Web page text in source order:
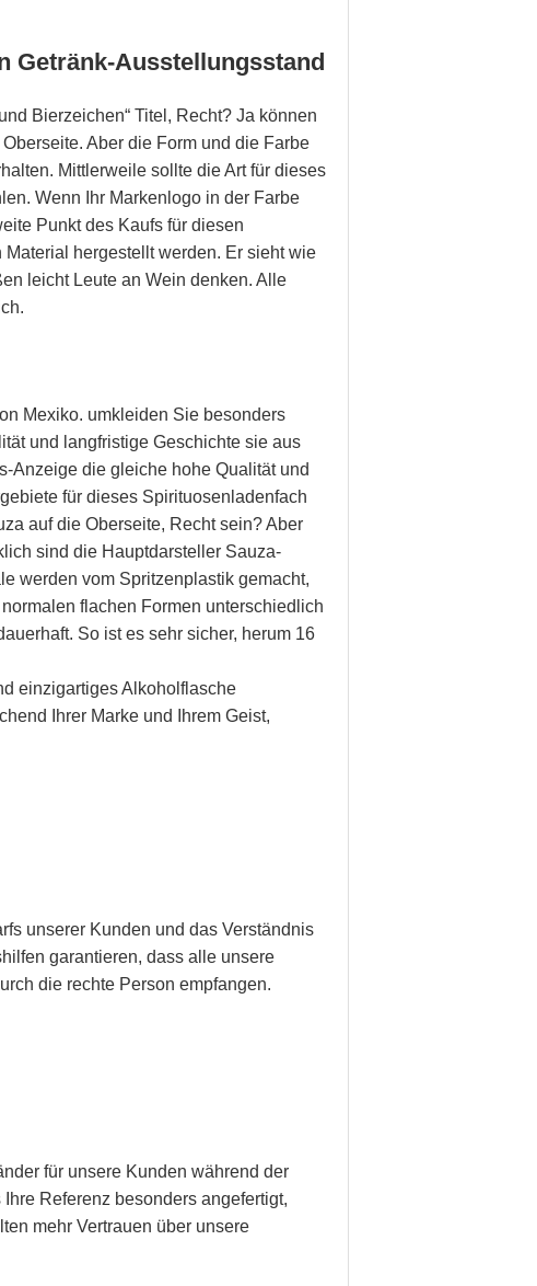
Getränk-Ausstellungsstand
Bierzeichen“ Titel, Recht? Ja können
Aber die Form und die Farbe
Mittlerweile sollte die Art für dieses
Wenn Ihr Markenlogo in der Farbe
Punkt des Kaufs für diesen
hergestellt werden. Er sieht wie
leicht Leute an Wein denken. Alle
Mexiko. umkleiden Sie besonders
und langfristige Geschichte sie aus
Anzeige die gleiche hohe Qualität und
für dieses Spirituosenladenfach
auf die Oberseite, Recht sein? Aber
sind die Hauptdarsteller Sauza-
werden vom Spritzenplastik gemacht,
flachen Formen unterschiedlich
So ist es sehr sicher, herum 16
einzigartiges Alkoholflasche
Ihrer Marke und Ihrem Geist,
unserer Kunden und das Verständnis
garantieren, dass alle unsere
die rechte Person empfangen.
für unsere Kunden während der
Referenz besonders angefertigt,
mehr Vertrauen über unsere